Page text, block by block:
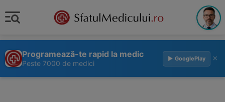
Programează-te rapid la medic
Peste 7000 de medici
▶ GooglePlay ×